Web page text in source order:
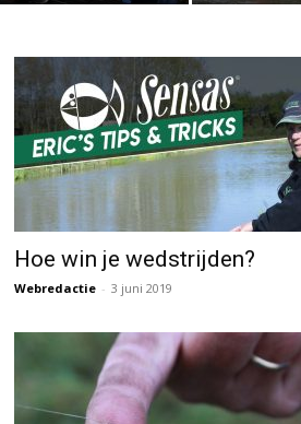
Hoe win je wedstrijden?
Webredactie - 3 juni 2019